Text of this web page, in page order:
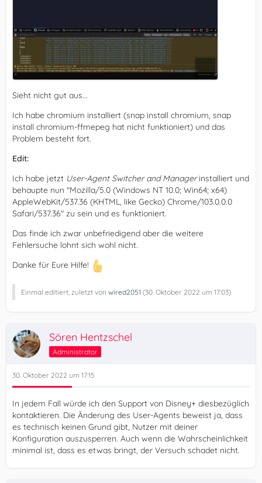
Sieht nicht gut aus...
Ich habe chromium installiert (snap install chromium, snap
install chromium-ffmepeg hat nicht funktioniert) und das
Problem besteht fort.
Edit:
Ich habe jetzt User-Agent Switcher and Managerinstalliert und
behaupte nun "Mozilla/5.0 (Windows NT 10.0; Win64; x64)
AppleWebKit/537.36 (KHTML, like Gecko) Chrome/103.0.0.0
Safari/537.36" zu sein und es funktioniert.
Das finde ich zwar unbefriedigend aber die weitere
Fehlersuche lohnt sich wohl nicht.
Danke für Eure Hilfe!
Einmal editiert, zuletzt von wired2051 (30. Oktober 2022 um 17:03)
Sören Hentzschel
Administrator
30. Oktober 2022 um 17:15
In jedem Fall würde ich den Support von Disney+ diesbezüglich
kontaktieren. Die Änderung des User-Agents beweist ja, dass
es technisch keinen Grund gibt, Nutzer mit deiner
Konfiguration auszusperren. Auch wenn die Wahrscheinlichkeit
minimal ist, dass es etwas bringt, der Versuch schadet nicht.